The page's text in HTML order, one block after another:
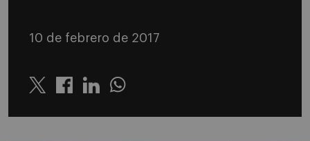
10 de febrero de 2017
Twitter LinkedinWhatsapp